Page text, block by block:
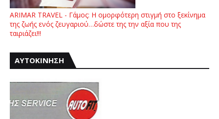
ARIMAR TRAVEL - Γάμος: Η ομορφότερη στιγμή στο ξεκίνημα
της ζωής ενός ζευγαριού…δώστε της την αξία που της
ταιριάζει!!!
ΑΥΤΟΚΙΝΗΣΗ